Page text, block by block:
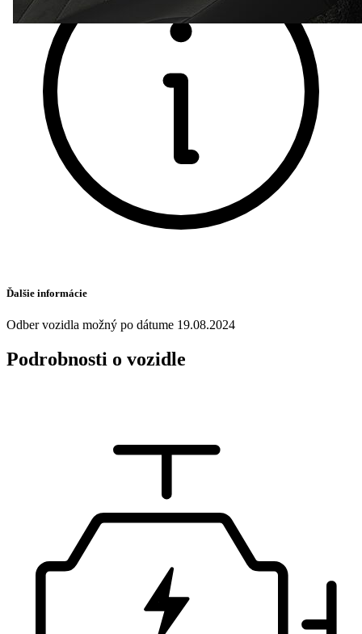
Ďalšie informácie
Odber vozidla možný po dátume 19.08.2024
Podrobnosti o vozidle